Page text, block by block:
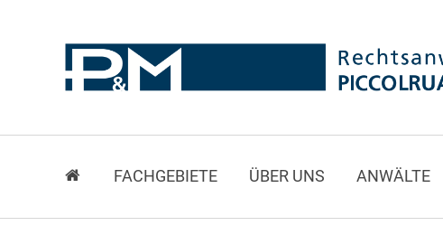
FACHGEBIETE ÜBER UNS ANWÄLTE